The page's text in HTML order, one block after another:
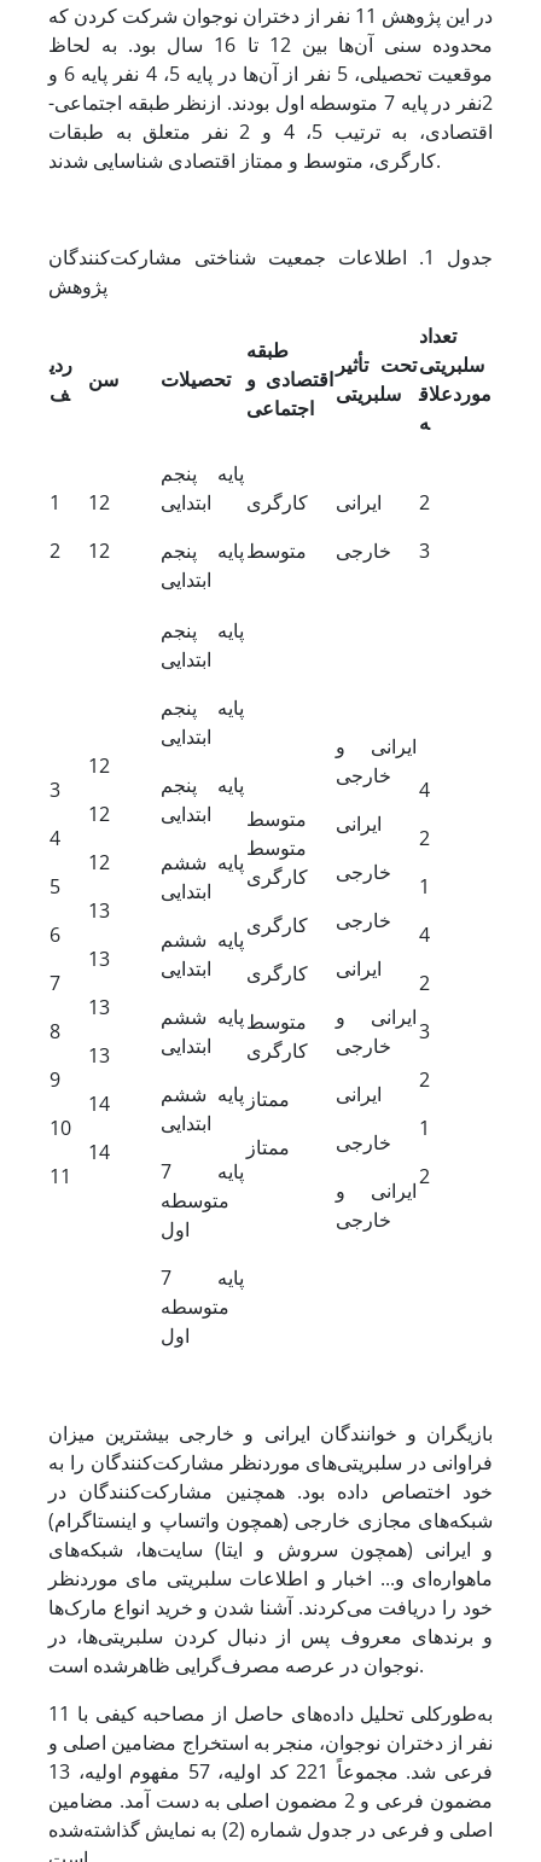
در این پژوهش 11 نفر از دختران نوجوان شرکت کردن که
محدوده سنی آن‌ها بین 12 تا 16 سال بود. به لحاظ
موقعیت تحصیلی، 5 نفر از آن‌ها در پایه 5، 4 نفر پایه 6 و
2نفر در پایه 7 متوسطه اول بودند. ازنظر طبقه اجتماعی-
اقتصادی، به ترتیب 5، 4 و 2 نفر متعلق به طبقات
کارگری، متوسط و ممتاز اقتصادی شناسایی شدند.
جدول 1. اطلاعات جمعیت شناختی مشارکت‌کنندگان
پژوهش
ردی
ف
سن تحصیلات
طبقه
اقتصادی و
اجتماعی
تحت تأثیر
سلبریتی
تعداد
سلبریتی
موردعلاق
ه
1
2
12
12
پایه پنجم
ابتدایی
پایه پنجم
ابتدایی
کارگری
متوسط
ایرانی
خارجی
2
3
3
4
5
6
7
8
9
10
11
12
12
12
13
13
13
13
14
14
پایه پنجم
ابتدایی
پایه پنجم
ابتدایی
پایه پنجم
ابتدایی
پایه ششم
ابتدایی
پایه ششم
ابتدایی
پایه ششم
ابتدایی
پایه ششم
ابتدایی
پایه 7
متوسطه
اول
پایه 7
متوسطه
اول
متوسط
متوسط
کارگری
کارگری
کارگری
متوسط
کارگری
ممتاز
ممتاز
ایرانی و
خارجی
ایرانی
خارجی
خارجی
ایرانی
ایرانی و
خارجی
ایرانی
خارجی
ایرانی و
خارجی
4
2
1
4
2
3
2
1
2
بازیگران و خوانندگان ایرانی و خارجی بیشترین میزان
فراوانی در سلبریتی‌های موردنظر مشارکت‌کنندگان را به
خود اختصاص داده بود. همچنین مشارکت‌کنندگان در
شبکه‌های مجازی خارجی (همچون واتساپ و اینستاگرام)
و ایرانی (همچون سروش و ایتا) سایت‌ها، شبکه‌های
ماهواره‌ای و... اخبار و اطلاعات سلبریتی مای موردنظر
خود را دریافت می‌کردند. آشنا شدن و خرید انواع مارک‌ها
و برندهای معروف پس از دنبال کردن سلبریتی‌ها، در
نوجوان در عرصه مصرف‌گرایی ظاهرشده است.
به‌طورکلی تحلیل داده‌های حاصل از مصاحبه کیفی با 11
نفر از دختران نوجوان، منجر به استخراج مضامین اصلی و
فرعی شد. مجموعاً 221 کد اولیه، 57 مفهوم اولیه، 13
مضمون فرعی و 2 مضمون اصلی به دست آمد. مضامین
اصلی و فرعی در جدول شماره (2) به نمایش گذاشته‌شده